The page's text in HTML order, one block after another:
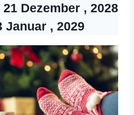
Dezember , 2028
Januar , 2029